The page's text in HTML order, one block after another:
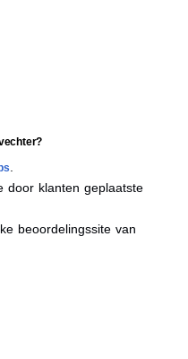
door klanten geplaatste
beoordelingssite van